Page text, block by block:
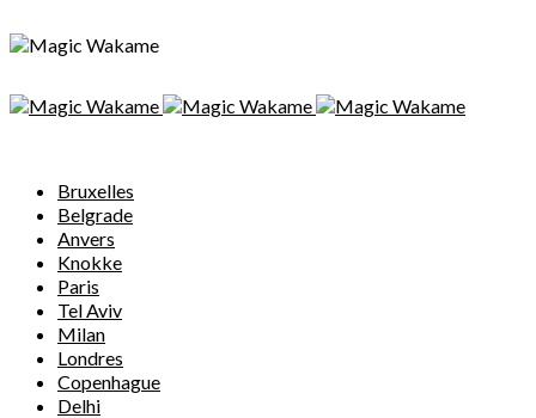
Bruxelles
Belgrade
Anvers
Knokke
Paris
Tel Aviv
Milan
Londres
Copenhague
Delhi